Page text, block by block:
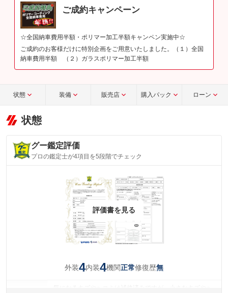
ご成約キャンペーン
☆全国納車費用半額・ポリマー加工半額キャンペン実施中☆
ご成約のお客様だけに特別企画をご用意いたしました。（１）全国
納車費用半額 （２）ガラスポリマー加工半額
状態 装備 販売店 購入パック ローン
状態
グー鑑定評価
プロの鑑定士が4項目を5段階でチェック
評価書を見る
外装4内装4機関正常修復歴無